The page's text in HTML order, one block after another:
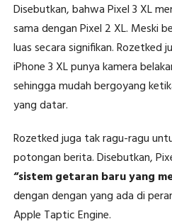
Disebutkan, bahwa Pixel 3 XL
sama dengan Pixel 2 XL. Meski
luas secara signifikan. Rozetked
iPhone 3 XL punya kamera
sehingga mudah bergoyang
yang datar.
Rozetked juga tak ragu-ragu
potongan berita. Disebutkan,
“sistem getaran baru yang
dengan dengan yang ada di
Apple Taptic Engine.